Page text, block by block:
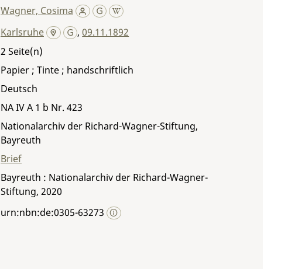
Wagner, Cosima
Karlsruhe ,09.11.1892
2
Papier ; Tinte ; handschriftlich
Deutsch
NA IV A 1 b Nr. 423
Nationalarchiv der Richard-Wagner-Stiftung,
Bayreuth
Brief
Bayreuth : Nationalarchiv der Richard-Wagner-
Stiftung, 2020
urn:nbn:de:0305-63273